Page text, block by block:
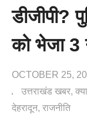
डीजीपी?
को भेजा 3
OCTOBER 25,
उत्तराखंड खबर
देहरादून राजनीति